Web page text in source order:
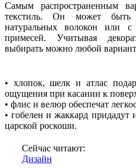
Самым распространенным
текстиль. Он может быть
натуральных волокон или с
примесей. Учитывая
выбирать можно любой
• хлопок, шелк и атлас
ощущения при касании к
• флис и велюр обеспечат
• гобелен и жаккард придадут
царской роскоши.
Сейчас читают:
Дизайн